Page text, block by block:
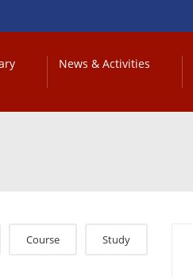
News & Activities
Course Study